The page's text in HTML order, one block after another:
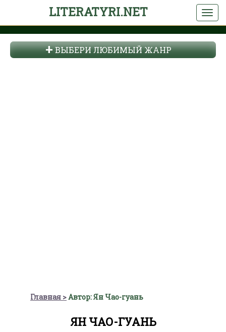
LITERATYRI.NET
ВЫБЕРИ ЛЮБИМЫЙ ЖАНР
Главная Автор: Ян Чао-гуань
ЯН ЧАО-ГУАНЬ